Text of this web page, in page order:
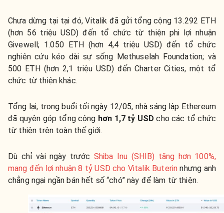
Chưa dừng tại tại đó, Vitalik đã gửi tổng cộng 13.292 ETH
(hơn 56 triệu USD) đến tổ chức từ thiện phi lợi nhuận
Givewell; 1.050 ETH (hơn 4,4 triệu USD) đến tổ chức
nghiên cứu kéo dài sự sống Methuselah Foundation; và
500 ETH (hơn 2,1 triệu USD) đến Charter Cities, một tổ
chức từ thiện khác.
Tổng lại, trong buổi tối ngày 12/05, nhà sáng lập Ethereum
đã quyên góp tổng cộng hơn 1,7 tỷ USDcho các tổ chức
từ thiện trên toàn thế giới.
Dù chỉ vài ngày trước Shiba Inu (SHIB) tăng hơn 100%,
mang đến lợi nhuận 8 tỷ USD cho Vitalik Buterin nhưng anh
chẳng ngại ngần bán hết số “chó” này để làm từ thiện.